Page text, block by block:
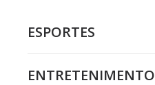
ESPORTES
ENTRETENIMENTO